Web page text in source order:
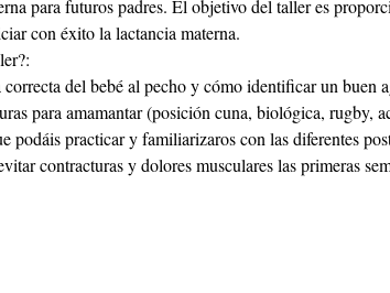
para futuros padres. El objetivo del taller es
con éxito la lactancia materna.
del bebé al pecho y cómo identificar un buen
para amamantar (posición cuna, biológica, rugby,
podáis practicar y familiarizaros con las diferentes
contracturas y dolores musculares las primeras